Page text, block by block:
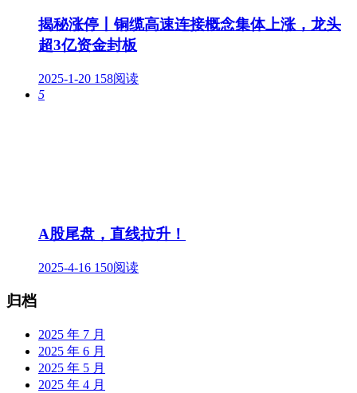
揭秘涨停丨铜缆高速连接概念集体上涨，龙头
超3亿资金封板
2025-1-20 158阅读
5
A股尾盘，直线拉升！
2025-4-16 150阅读
归档
2025 年 7 月
2025 年 6 月
2025 年 5 月
2025 年 4 月